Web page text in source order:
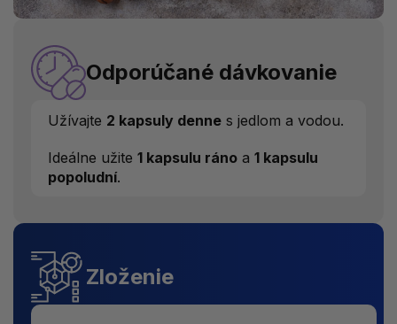
Odporúčané dávkovanie
Užívajte 2 kapsuly denne s jedlom a vodou.
Ideálne užite1 kapsulu ráno a1 kapsulu
popoludní.
Zloženie